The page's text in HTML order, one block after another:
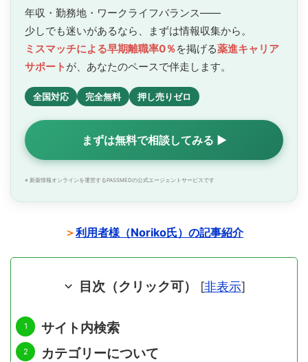
年収・勤務地・ワークライフバランス——
少しでも迷いがあるなら、まずは情報収集から。
ミスマッチによる早期離職率0％を掲げる薬進キャリア
サポート が、あなたのペースで伴走します。
全国対応 完全無料 押し売りゼロ
まずは無料で相談してみる ▶
※ 新薬情報オンラインを運営するPASSMEDの公式エージェントサービスです
＞利用者様（Noriko氏）の記事紹介
目次（クリック可） [非表示]
サイト内検索
カテゴリーについて